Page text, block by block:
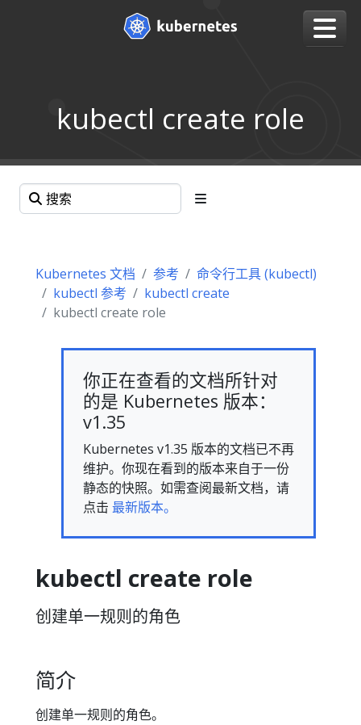
kubectl create role
Kubernetes 文档 参考
命令行工具 (kubectl)
kubectl 参考
kubectl create
kubectl create role
你正在查看的文档所针对
的是 Kubernetes 版本：
v1.35
Kubernetes v1.35 版本的文档已不再
维护。你现在看到的版本来自于一份
静态的快照。如需查阅最新文档，请
点击 最新版本。
kubectl create role
创建单一规则的角色
简介
创建单一规则的角色。